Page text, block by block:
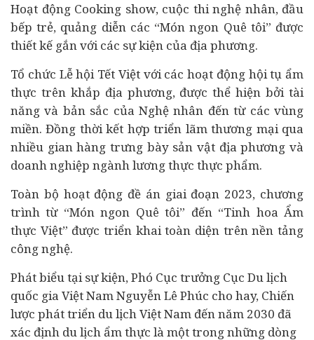
Hoạt động Cooking show, cuộc thi nghệ nhân, đầu
bếp trẻ, quảng diễn các “Món ngon Quê tôi” được
thiết kế gắn với các sự kiện của địa phương.
Tổ chức Lễ hội Tết Việt với các hoạt động hội tụ ẩm
thực trên khắp địa phương, được thể hiện bởi tài
năng và bản sắc của Nghệ nhân đến từ các vùng
miền. Đồng thời kết hợp triển lãm thương mại qua
nhiều gian hàng trưng bày sản vật địa phương và
doanh nghiệp ngành lương thực thực phẩm.
Toàn bộ hoạt động đề án giai đoạn 2023, chương
trình từ “Món ngon Quê tôi” đến “Tinh hoa Ẩm
thực Việt” được triển khai toàn diện trên nền tảng
công nghệ.
Phát biểu tại sự kiện, Phó Cục trưởng Cục Du lịch
quốc gia Việt Nam Nguyễn Lê Phúc cho hay, Chiến
lược phát triển du lịch Việt Nam đến năm 2030 đã
xác định du lịch ẩm thực là một trong những dòng